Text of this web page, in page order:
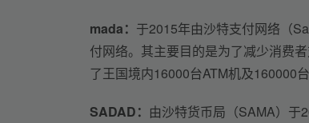
mada： 于2015年由沙特支付网络（
付网络。其主要目的是为了减少消费
了王国境内16000台ATM机及160000
SADAD： 由沙特货币局（SAMA）于